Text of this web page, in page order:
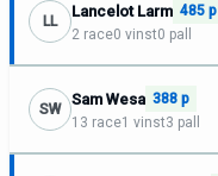
LL
Lancelot Larm 485 p
2 race0 vinst0 pall
SW
Sam Wesa 388 p
13 race1 vinst3 pall